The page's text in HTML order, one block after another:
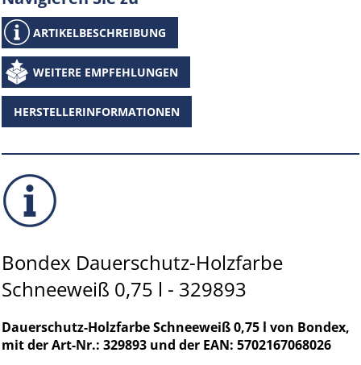
ARTIKELBESCHREIBUNG
WEITERE EMPFEHLUNGEN
HERSTELLERINFORMATIONEN
Bondex Dauerschutz-Holzfarbe
Schneeweiß 0,75 l - 329893
Dauerschutz-Holzfarbe Schneeweiß 0,75 l von Bondex,
mit der Art-Nr.: 329893 und der EAN: 5702167068026